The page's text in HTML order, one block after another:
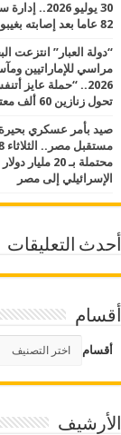
30 يوليو
82 عاما بعد إصابته بغيبوبة
“دولة العبار” انتزعت
تحول زنازين 60 ألف معتقل في مصر إلى قبور مغلقة
صيد بأمر عسكري بحيرة
محتملة بـ 20
الإسرائيلي إلى مصر
أحدث التعليقات
أقسام
أقسام
الأرشيف